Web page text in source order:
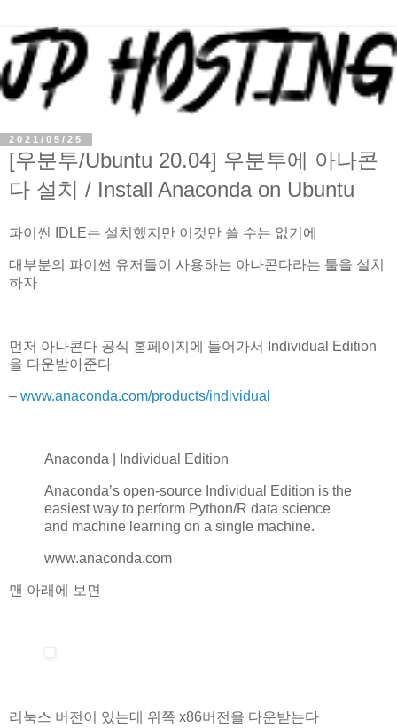
2021/05/25
[우분투/Ubuntu 20.04] 우분투에 아나콘
다 설치 / Install Anaconda on Ubuntu
파이썬 IDLE는 설치했지만 이것만 쓸 수는 없기에
대부분의 파이썬 유저들이 사용하는 아나콘다라는 툴을 설치
하자
먼저 아나콘다 공식 홈페이지에 들어가서 Individual Edition
을 다운받아준다
– www.anaconda.com/products/individual
Anaconda | Individual Edition
Anaconda’s open-source Individual Edition is the
easiest way to perform Python/R data science
and machine learning on a single machine.
www.anaconda.com
맨 아래에 보면
리눅스 버전이 있는데 위쪽 x86버전을 다운받는다